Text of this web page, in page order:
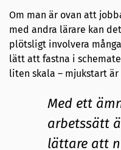
Om man är ovan att
med andra lärare kan
plötsligt involvera
lätt att fastna i
liten skala – mjukstart
Med ett
arbetssätt
lättare att